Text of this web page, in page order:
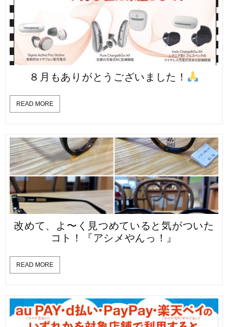
８月もありがとうございました！
READ MORE
改めて、よ〜く見つめていると気がついた
コト！『アシメやんっ！』
READ MORE